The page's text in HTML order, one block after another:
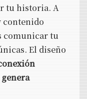
tu historia. A
contenido
comunicar tu
El diseño
genera